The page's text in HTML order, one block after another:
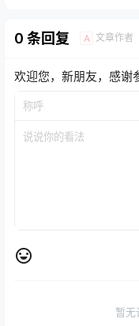
0 条回复 A 文章作者
欢迎您，新朋友，感谢
暂无